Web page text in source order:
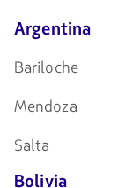
Argentina
Bariloche
Mendoza
Salta
Bolivia